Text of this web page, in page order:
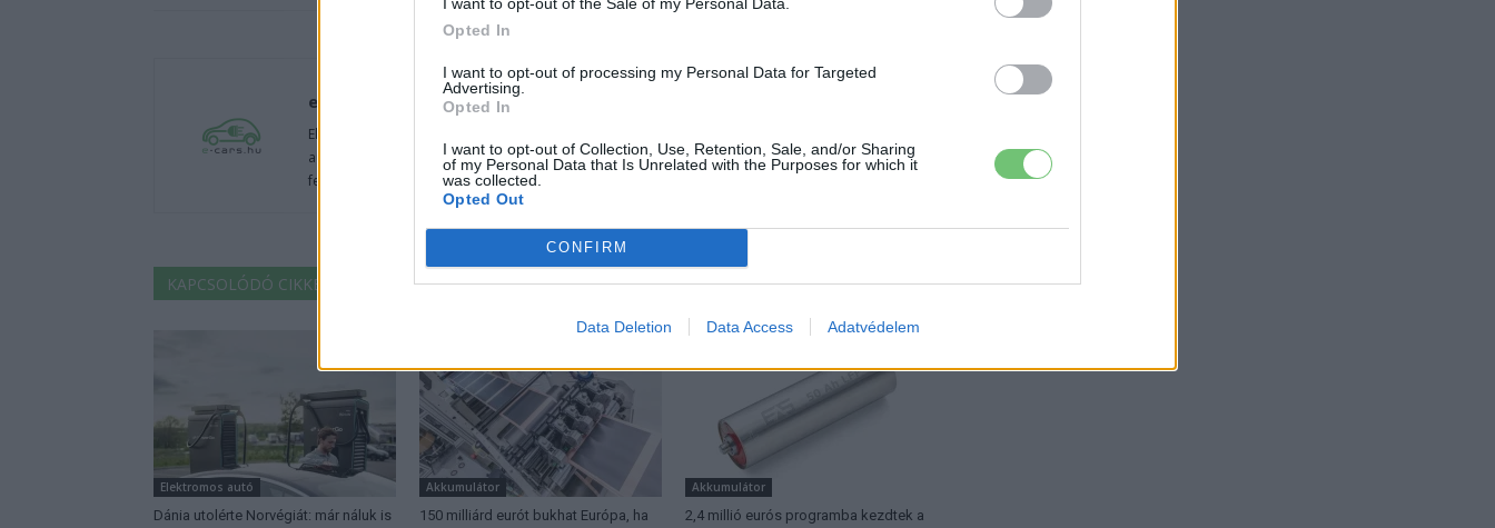
Opted In
I want to opt-out of processing my Personal Data for Targeted
Advertising.
Opted In
I want to opt-out of Collection, Use, Retention, Sale, and/or Sharing
of my Personal Data that Is Unrelated with the Purposes for which it
was collected.
Opted Out
CONFIRM
Data Deletion Data Access Adatvédelem
e-cars.hu
Elektromosan közlekedsz, vagy a váltáson töprengsz? Érdekelnek a legfrissebb hírek az e-
autók világából, vagy foglalkoztatnak a legújabb fejlesztések az elektromosság és a
fenntarthatóság területén? Akkor jó helyen jársz!
KAPCSOLÓDÓ CIKKEK TÖBB A SZERZŐTŐL
Elektromos autó
Dánia utolérte Norvégiát: már náluk is
Akkumulátor
150 milliárd eurót bukhat Európa, ha
Akkumulátor
2,4 millió eurós programba kezdtek a